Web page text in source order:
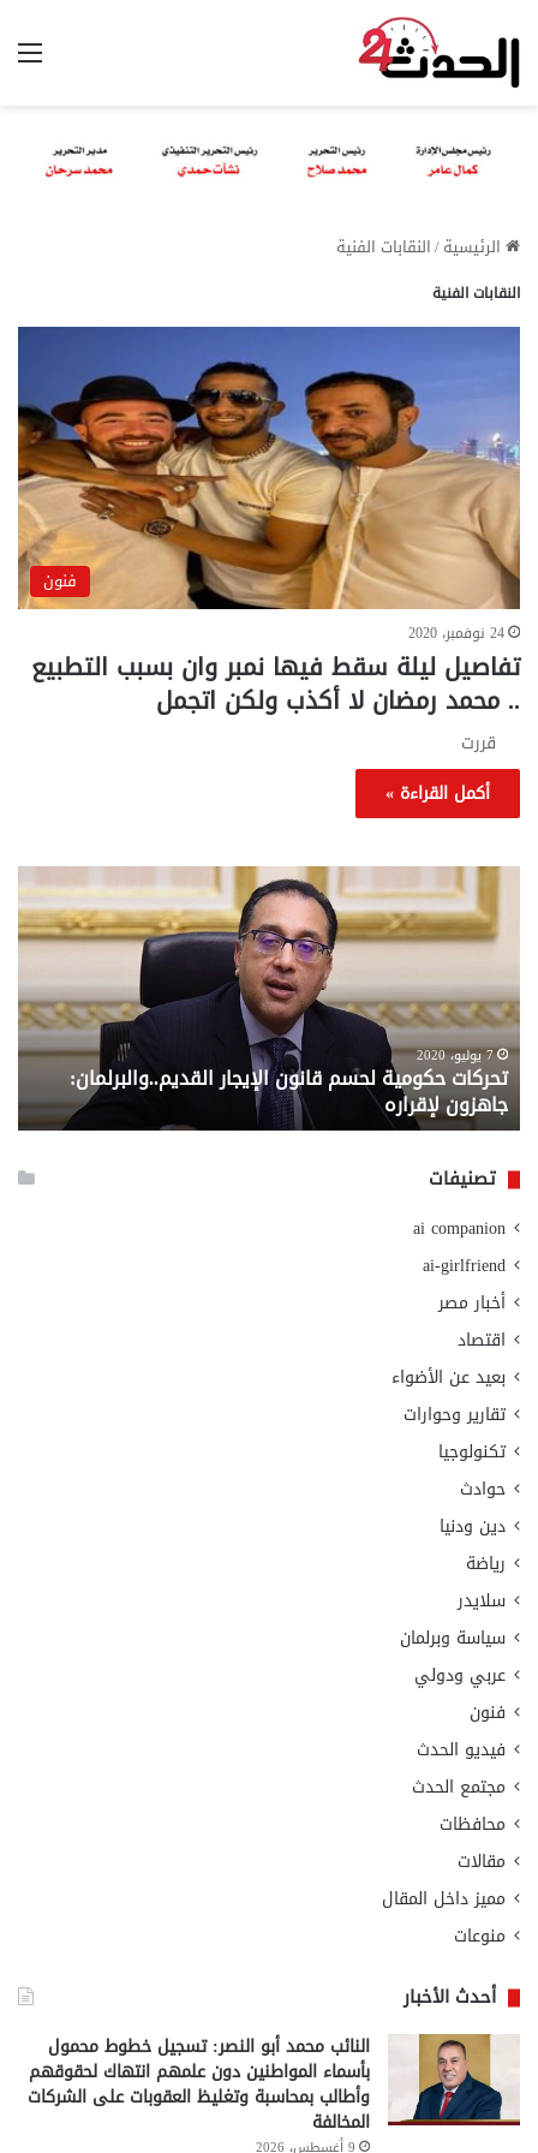
الرئيسية/النقابات الفنية
النقابات الفنية
فنون
24 نوفمبر، 2020
تفاصيل ليلة سقط فيها نمبر وان بسبب التطبيع
.. محمد رمضان لا أكذب ولكن اتجمل
قررت
أكمل القراءة »
تحركات
حكومية
لحسم
قانون
القديم..والبرلمان:
جاهزون
لإقراره
7 يوليو، 2020
تحركات حكومية لحسم قانون الإيجار القديم..والبرلمان:
جاهزون لإقراره
..
من
تصنيفات
ai companion
ai-girlfriend
أخبار مصر
اقتصاد
بعيد عن الأضواء
تقارير وحوارات
تكنولوجيا
حوادث
دين ودنيا
رياضة
سلايدر
سياسة وبرلمان
عربي ودولي
فنون
فيديو الحدث
مجتمع الحدث
محافظات
مقالات
مميز داخل المقال
منوعات
أحدث الأخبار
النائب محمد أبو النصر: تسجيل خطوط محمول
بأسماء المواطنين دون علمهم انتهاك لحقوقهم
وأطالب بمحاسبة وتغليظ العقوبات على الشركات
المخالفة